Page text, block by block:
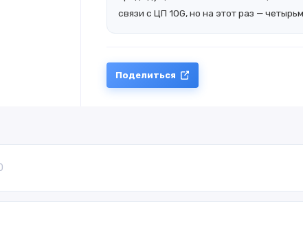
связи с ЦП 10G, но на этот раз —
Поделиться